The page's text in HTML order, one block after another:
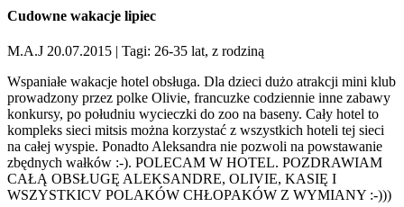
Cudowne wakacje lipiec
M.A.J 20.07.2015 | Tagi: 26-35 lat, z rodziną
Wspaniałe wakacje hotel obsługa. Dla dzieci dużo atrakcji mini klub
prowadzony przez polke Olivie, francuzke codziennie inne zabawy
konkursy, po południu wycieczki do zoo na baseny. Cały hotel to
kompleks sieci mitsis można korzystać z wszystkich hoteli tej sieci
na całej wyspie. Ponadto Aleksandra nie pozwoli na powstawanie
zbędnych wałków :-). POLECAM W HOTEL. POZDRAWIAM
CAŁĄ OBSŁUGĘ ALEKSANDRE, OLIVIE, KASIĘ I
WSZYSTKICV POLAKÓW CHŁOPAKÓW Z WYMIANY :-)))